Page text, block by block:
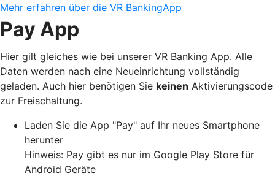
Mehr erfahren über die VR BankingApp
Pay App
Hier gilt gleiches wie bei unserer VR Banking App. Alle
Daten werden nach eine Neueinrichtung vollständig
geladen. Auch hier benötigen Sie keinen Aktivierungscode
zur Freischaltung.
Laden Sie die App "Pay" auf Ihr neues Smartphone
herunter
Hinweis: Pay gibt es nur im Google Play Store für
Android Geräte